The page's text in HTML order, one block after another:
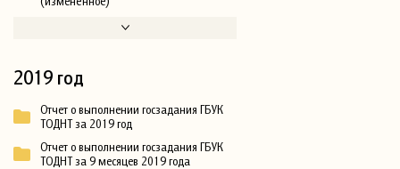
2019 год
Отчет о выполнении госзадания ГБУК
ТОДНТ за 2019 год
Отчет о выполнении госзадания ГБУК
ТОДНТ за 9 месяцев 2019 года